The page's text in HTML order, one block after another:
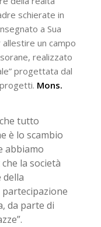
schierate in
a Sua
un campo
realizzato
progettata dal
Mons.
tutto
è lo scambio
abbiamo
la società
della
da parte di